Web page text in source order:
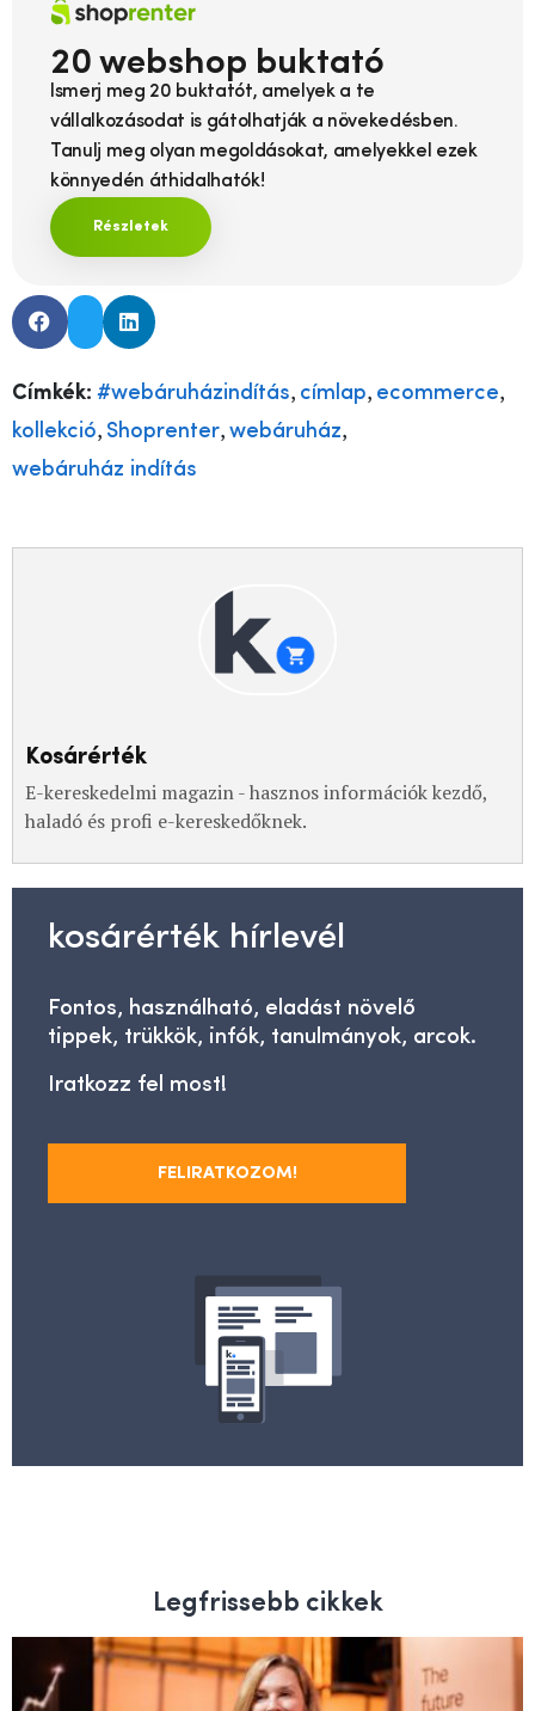
20 webshop buktató
Ismerj meg 20 buktatót, amelyek a te
vállalkozásodat is gátolhatják a növekedésben.
Tanulj meg olyan megoldásokat, amelyekkel ezek
könnyedén áthidalhatók!
Részletek
Címkék: #webáruházindítás, címlap, ecommerce,
kollekció, Shoprenter, webáruház,
webáruház indítás
Kosárérték
E-kereskedelmi magazin - hasznos információk kezdő,
haladó és profi e-kereskedőknek.
kosárérték hírlevél
Fontos, használható, eladást növelő
tippek, trükkök, infók, tanulmányok, arcok.
Iratkozz fel most!
FELIRATKOZOM!
Legfrissebb cikkek